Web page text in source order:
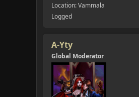
Location: Vammala
Logged
A-Yty
Global Moderator